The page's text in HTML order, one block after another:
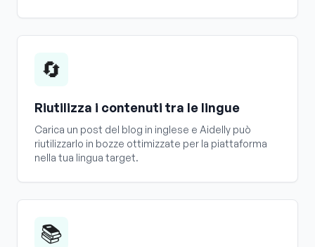
🔄
Riutilizza i contenuti tra le lingue
Carica un post del blog in inglese e Aidelly può
riutilizzarlo in bozze ottimizzate per la piattaforma
nella tua lingua target.
📚